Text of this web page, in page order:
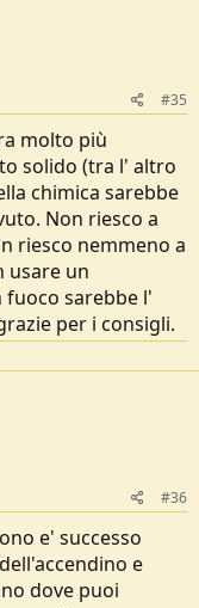
#35
molto più
solido (tra l' altro
chimica sarebbe
Non riesco a
riesco nemmeno a
usare un
fuoco sarebbe l'
per i consigli.
#36
e' successo
e
dove puoi